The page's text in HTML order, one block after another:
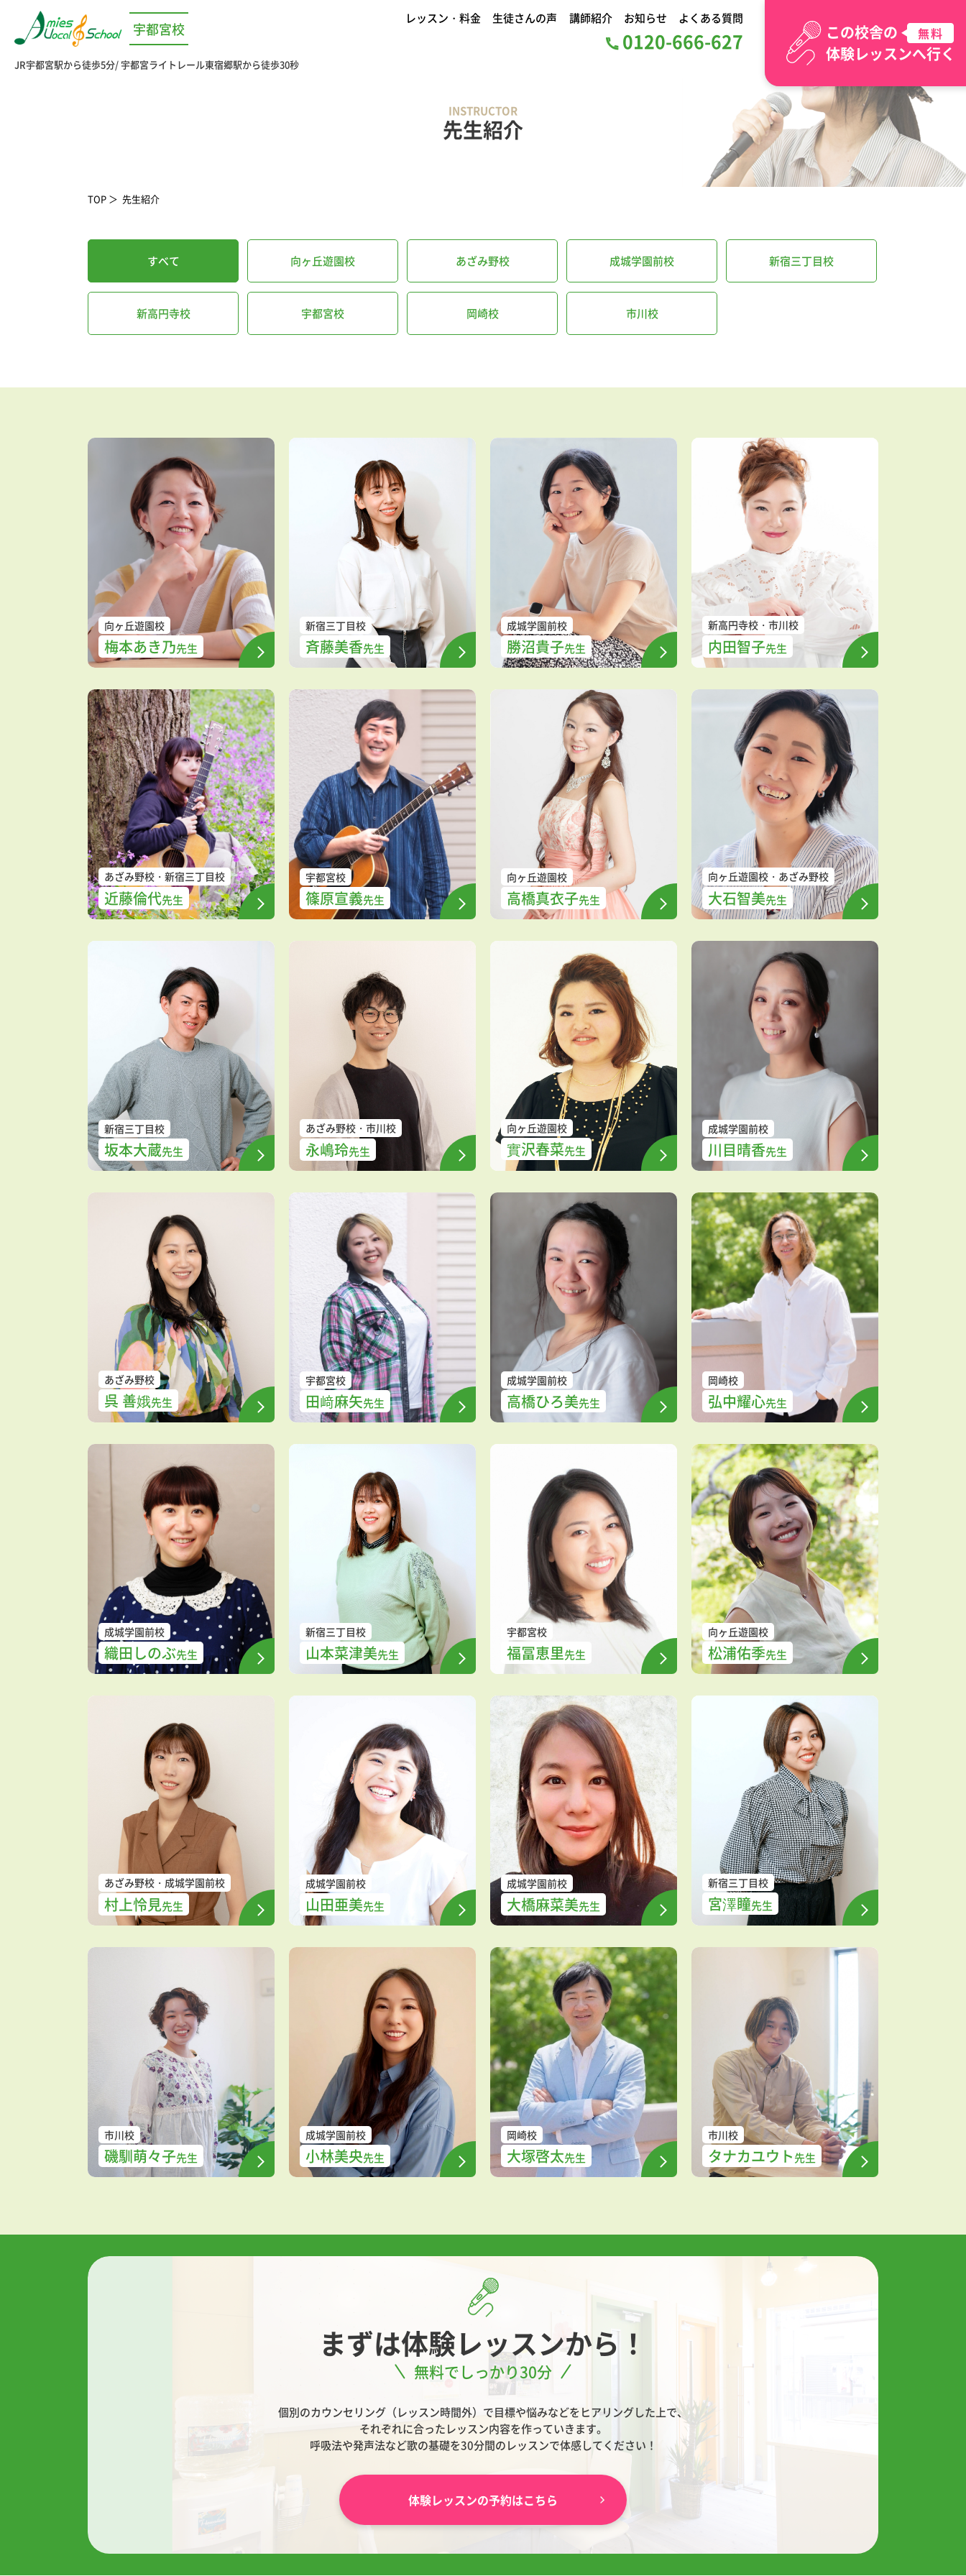
宇都宮校
JR宇都宮駅から徒歩5分 宇都宮ライトレール東宿郷駅から徒歩30秒
レッスン・料金 生徒さんの声 講師紹介 お知らせ よくある質問
0120-666-627 この校舎の 無料
体験レッスンへ行く
INSTRUCTOR
先生紹介
TOP 先生紹介
すべて 向ヶ丘遊園校 あざみ野校 成城学園前校 新宿三丁目校
新高円寺校 宇都宮校 岡崎校 市川校
向ヶ丘遊園校
梅本あき乃先生
新宿三丁目校
斉藤美香先生
成城学園前校
勝沼貴子先生
新高円寺校 市川校
内田智子先生
あざみ野校 新宿三丁目校
近藤倫代先生
宇都宮校
篠原宣義先生
向ヶ丘遊園校
高橋真衣子先生
向ヶ丘遊園校 あざみ野校
大石智美先生
新宿三丁目校
坂本大蔵先生
あざみ野校 市川校
永嶋玲先生
向ヶ丘遊園校
實沢春菜先生
成城学園前校
川目晴香先生
あざみ野校
呉 善娥先生
宇都宮校
田﨑麻矢先生
成城学園前校
高橋ひろ美先生
岡崎校
弘中耀心先生
成城学園前校
織田しのぶ先生
新宿三丁目校
山本菜津美先生
宇都宮校
福冨恵里先生
向ヶ丘遊園校
松浦佑季先生
あざみ野校 成城学園前校
村上怜見先生
成城学園前校
山田亜美先生
成城学園前校
大橋麻菜美先生
新宿三丁目校
宮澤瞳先生
市川校
磯馴萌々子先生
成城学園前校
小林美央先生
岡崎校
大塚啓太先生
市川校
タナカユウト先生
まずは体験レッスンから！
無料でしっかり30分
個別のカウンセリング（レッスン時間外）で目標や悩みなどをヒアリングした上で、
それぞれに合ったレッスン内容を作っていきます。
呼吸法や発声法など歌の基礎を30分間のレッスンで体感してください！
体験レッスンの予約はこちら